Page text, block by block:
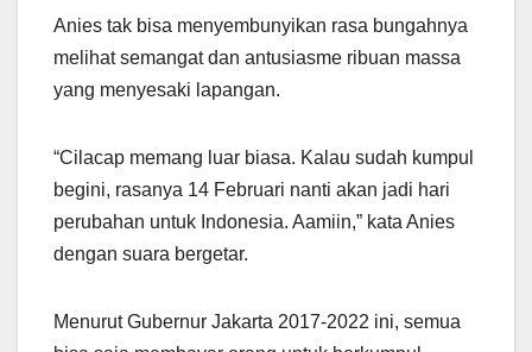
Anies tak bisa menyembunyikan rasa bungahnya
melihat semangat dan antusiasme ribuan massa
yang menyesaki lapangan.
“Cilacap memang luar biasa. Kalau sudah kumpul
begini, rasanya 14 Februari nanti akan jadi hari
perubahan untuk Indonesia. Aamiin,” kata Anies
dengan suara bergetar.
Menurut Gubernur Jakarta 2017-2022 ini, semua